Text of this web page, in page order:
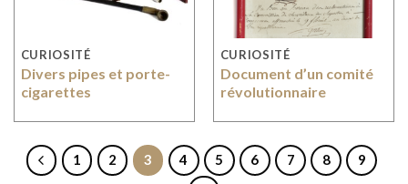
CURIOSITÉ
Divers pipes et porte-
cigarettes
CURIOSITÉ
Document d’un comité
révolutionnaire
1 2 3 4 5 6 7 8 9